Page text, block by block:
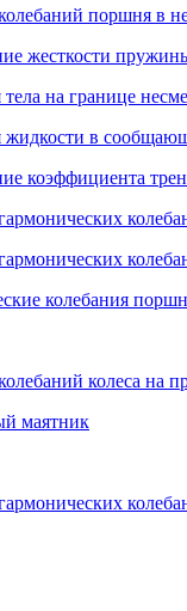
поршня в
жесткости
тела на границе
жидкости в
коэффициента
колебания
колеса на
маятник